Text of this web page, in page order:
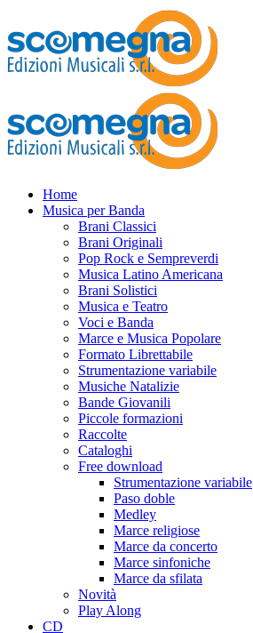
Home
Musica per Banda
Brani Classici
Brani Originali
Pop Rock e Sempreverdi
Musica Latino Americana
Brani Solistici
Musica e Teatro
Voci e Banda
Marce e Musica Popolare
Formato Librettabile
Strumentazione variabile
Musiche Natalizie
Bande Giovanili
Piccole formazioni
Raccolte
Cataloghi
Free download
Strumentazione variabile
Paso doble
Medley
Marce religiose
Marce da concerto
Marce sinfoniche
Marce da sfilata
Novità
Play Along
CD